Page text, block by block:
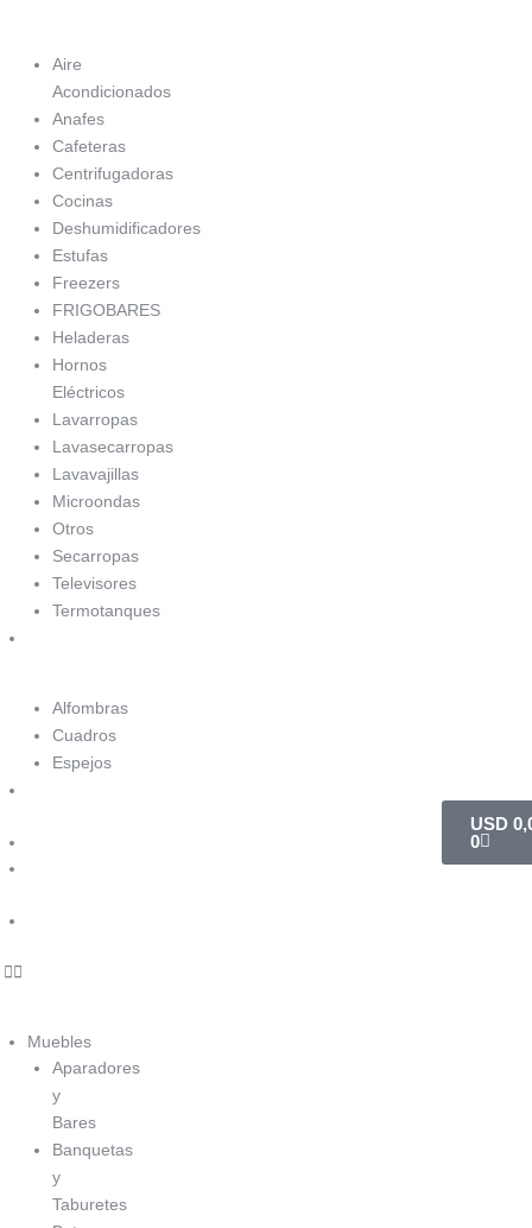
Aire
Acondicionados
Anafes
Cafeteras
Centrifugadoras
Cocinas
Deshumidificadores
Estufas
Freezers
FRIGOBARES
Heladeras
Hornos
Eléctricos
Lavarropas
Lavasecarropas
Lavavajillas
Microondas
Otros
Secarropas
Televisores
Termotanques
Alfombras
Cuadros
Espejos
Muebles
Aparadores
y
Bares
Banquetas
y
Taburetes
USD
0